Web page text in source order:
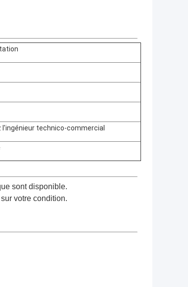
l'ingénieur technico-commercial
sont disponible.
votre condition.